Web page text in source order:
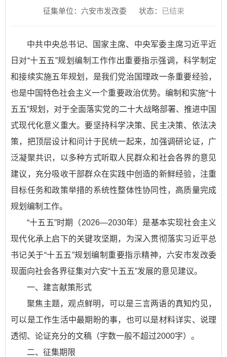
征集单位：六安市发改委
状态： 已结束
中共中央总书记、国家主席、中央军委主席习近平近
日对“十五五”规划编制工作作出重要指示强调，科学制定
和接续实施五年规划，是我们党治国理政一条重要经验，
也是中国特色社会主义一个重要政治优势。编制和实施“十
五五”规划，对于全面落实党的二十大战略部署、推进中国
式现代化意义重大。要坚持科学决策、民主决策、依法决
策，把顶层设计和问计于民统一起来，加强调研论证，广
泛凝聚共识，以多种方式听取人民群众和社会各界的意见
建议，充分吸收干部群众在实践中创造的新鲜经验，注重
目标任务和政策举措的系统性整体性协同性，高质量完成
规划编制工作。
“十五五”时期（2026—2030年）是基本实现社会主义
现代化承上启下的关键攻坚期，为深入贯彻落实习近平总
书记关于“十五五”规划编制重要指示精神，六安市发改委
现面向社会各界征集对六安“十五五”发展的意见建议。
一、建言献策形式
聚焦主题，观点鲜明，可以是三言两语的真知灼见，
可以是工作生活中最期盼的事，也可以是材料详实、说理
透彻、论证充分的文稿（字数一般不超过2000字）。
二、征集期限